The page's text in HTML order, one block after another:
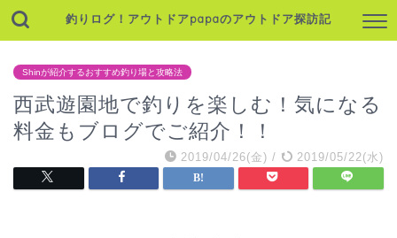
釣りログ！アウトドアpapaのアウトドア探訪記
Shinが紹介するおすすめ釣り場と攻略法
西武遊園地で釣りを楽しむ！気になる
料金もブログでご紹介！！
2019/04/26(金) / 2019/05/22(水)